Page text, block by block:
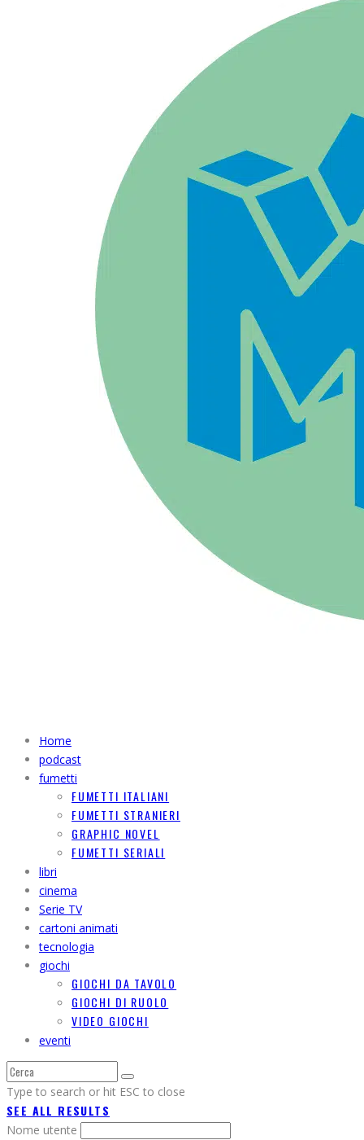
Home
podcast
fumetti
FUMETTI ITALIANI
FUMETTI STRANIERI
GRAPHIC NOVEL
FUMETTI SERIALI
libri
cinema
Serie TV
cartoni animati
tecnologia
giochi
GIOCHI DA TAVOLO
GIOCHI DI RUOLO
VIDEO GIOCHI
eventi
Type to search or hit ESC to close
SEE ALL RESULTS
Nome utente